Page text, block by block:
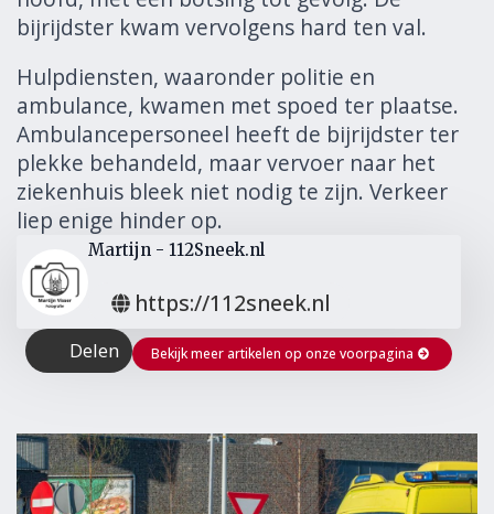
bijrijdster kwam vervolgens hard ten val.
Hulpdiensten, waaronder politie en
ambulance, kwamen met spoed ter plaatse.
Ambulancepersoneel heeft de bijrijdster ter
plekke behandeld, maar vervoer naar het
ziekenhuis bleek niet nodig te zijn. Verkeer
liep enige hinder op.
Martijn - 112Sneek.nl
https://112sneek.nl
Delen Bekijk meer artikelen op onze voorpagina